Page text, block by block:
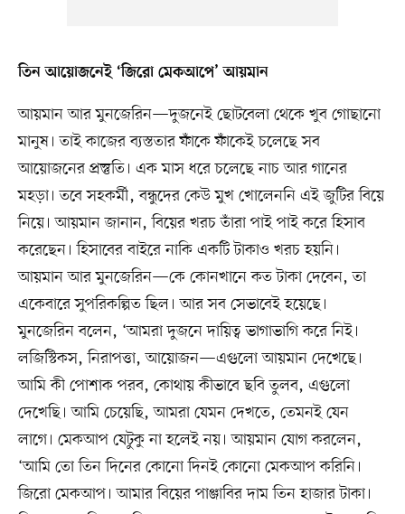
তিন আয়োজনেই ‘জিরো মেকআপে’ আয়মান
আয়মান আর মুনজেরিন—দুজনেই ছোটবেলা থেকে খুব গোছানো
মানুষ। তাই কাজের ব্যস্ততার ফাঁকে ফাঁকেই চলেছে সব
আয়োজনের প্রস্তুতি। এক মাস ধরে চলেছে নাচ আর গানের
মহড়া। তবে সহকর্মী, বন্ধুদের কেউ মুখ খোলেননি এই জুটির বিয়ে
নিয়ে। আয়মান জানান, বিয়ের খরচ তাঁরা পাই পাই করে হিসাব
করেছেন। হিসাবের বাইরে নাকি একটি টাকাও খরচ হয়নি।
আয়মান আর মুনজেরিন—কে কোনখানে কত টাকা দেবেন, তা
একেবারে সুপরিকল্পিত ছিল। আর সব সেভাবেই হয়েছে।
মুনজেরিন বলেন, ‘আমরা দুজনে দায়িত্ব ভাগাভাগি করে নিই।
লজিস্টিকস, নিরাপত্তা, আয়োজন—এগুলো আয়মান দেখেছে।
আমি কী পোশাক পরব, কোথায় কীভাবে ছবি তুলব, এগুলো
দেখেছি। আমি চেয়েছি, আমরা যেমন দেখতে, তেমনই যেন
লাগে। মেকআপ যেটুকু না হলেই নয়। আয়মান যোগ করলেন,
‘আমি তো তিন দিনের কোনো দিনই কোনো মেকআপ করিনি।
জিরো মেকআপ। আমার বিয়ের পাঞ্জাবির দাম তিন হাজার টাকা।